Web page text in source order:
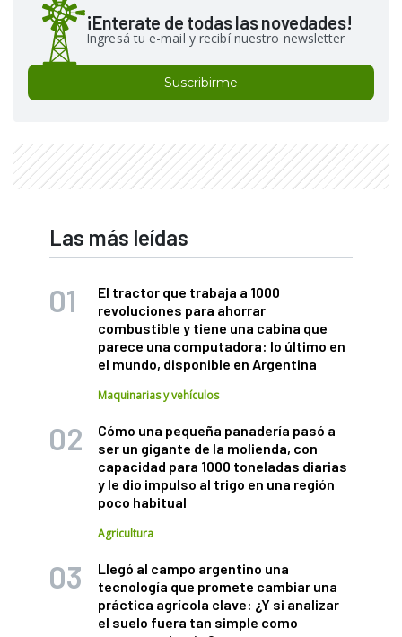
¡Enterate de todas las novedades!
Ingresá tu e-mail y recibí nuestro newsletter
Suscribirme
Las más leídas
El tractor que trabaja a 1000
revoluciones para ahorrar
combustible y tiene una cabina que
parece una computadora: lo último en
el mundo, disponible en Argentina
Maquinarias y vehículos
Cómo una pequeña panadería pasó a
ser un gigante de la molienda, con
capacidad para 1000 toneladas diarias
y le dio impulso al trigo en una región
poco habitual
Agricultura
Llegó al campo argentino una
tecnología que promete cambiar una
práctica agrícola clave: ¿Y si analizar
el suelo fuera tan simple como